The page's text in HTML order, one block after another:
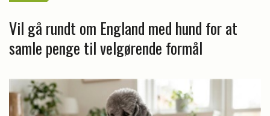
Vil gå rundt om England med hund for at
samle penge til velgørende formål